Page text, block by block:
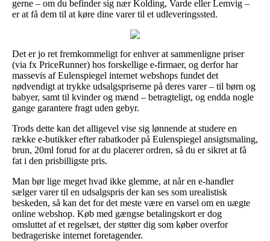
gerne – om du befinder sig nær Kolding, Varde eller Lemvig –
er at få dem til at køre dine varer til et udleveringssted.
Det er jo ret fremkommeligt for enhver at sammenligne priser
(via fx PriceRunner) hos forskellige e-firmaer, og derfor har
massevis af Eulenspiegel internet webshops fundet det
nødvendigt at trykke udsalgspriserne på deres varer – til børn og
babyer, samt til kvinder og mænd – betragteligt, og endda nogle
gange garantere fragt uden gebyr.
Trods dette kan det alligevel vise sig lønnende at studere en
række e-butikker efter rabatkoder på Eulenspiegel ansigtsmaling,
brun, 20ml forud for at du placerer ordren, så du er sikret at få
fat i den prisbilligste pris.
Man bør lige meget hvad ikke glemme, at når en e-handler
sælger varer til en udsalgspris der kan ses som urealistisk
beskeden, så kan det for det meste være en varsel om en uægte
online webshop. Køb med gængse betalingskort er dog
omsluttet af et regelsæt, der støtter dig som køber overfor
bedrageriske internet foretagender.